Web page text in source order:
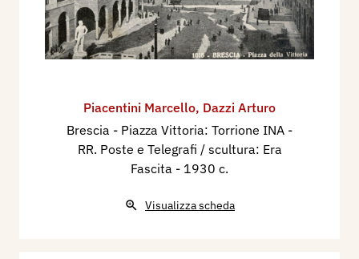
Piacentini Marcello, Dazzi Arturo
Brescia - Piazza Vittoria: Torrione INA -
RR. Poste e Telegrafi / scultura: Era
Fascita - 1930 c.
Visualizza scheda